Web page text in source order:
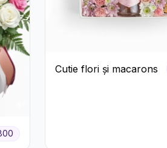
Cutie flori și macarons